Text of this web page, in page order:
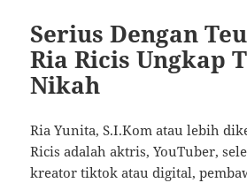
Serius Dengan
Ria Ricis Ungkap
Nikah
Ria Yunita, S.I.Kom atau lebih
Ricis adalah aktris, YouTuber,
kreator tiktok atau digital,